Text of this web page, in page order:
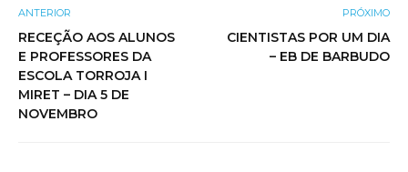
ANTERIOR
RECEÇÃO AOS ALUNOS
E PROFESSORES DA
ESCOLA TORROJA I
MIRET – DIA 5 DE
NOVEMBRO
PRÓXIMO
CIENTISTAS POR UM DIA
– EB DE BARBUDO